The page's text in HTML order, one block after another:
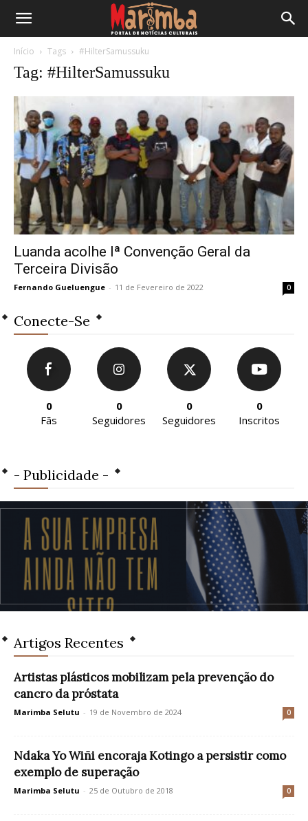
Início Tags #HilterSamussuku
Tag: #HilterSamussuku
Luanda acolhe Iª Convenção Geral da
Terceira Divisão
Fernando Gueluengue - 11 de Fevereiro de 2022 0
Conecte-Se
0
Fãs
0
Seguidores
0
Seguidores
0
Inscritos
- Publicidade -
Artigos Recentes
Artistas plásticos mobilizam pela prevenção do
cancro da próstata
Marimba Selutu - 19 de Novembro de 2024 0
Ndaka Yo Wiñi encoraja Kotingo a persistir como
exemplo de superação
Marimba Selutu - 25 de Outubro de 2018 0